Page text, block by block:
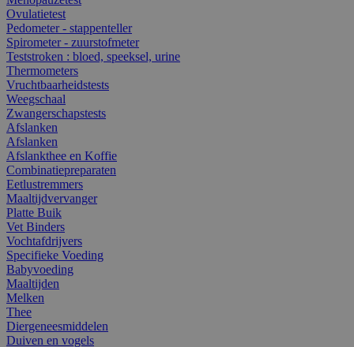
Ovulatietest
Pedometer - stappenteller
Spirometer - zuurstofmeter
Teststroken : bloed, speeksel, urine
Thermometers
Vruchtbaarheidstests
Weegschaal
Zwangerschapstests
Afslanken
Afslanken
Afslankthee en Koffie
Combinatiepreparaten
Eetlustremmers
Maaltijdvervanger
Platte Buik
Vet Binders
Vochtafdrijvers
Specifieke Voeding
Babyvoeding
Maaltijden
Melken
Thee
Diergeneesmiddelen
Duiven en vogels